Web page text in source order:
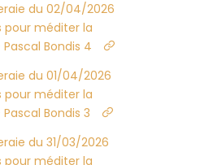
du 02/04/2026
pour méditer la
Bondis 4
du 01/04/2026
pour méditer la
Bondis 3
du 31/03/2026
pour méditer la